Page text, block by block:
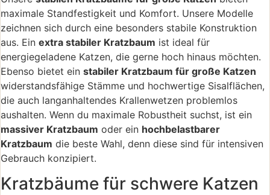
maximale Standfestigkeit und Komfort. Unsere Modelle
zeichnen sich durch eine besonders stabile Konstruktion
aus. Ein extra stabiler Kratzbaum ist ideal für
energiegeladene Katzen, die gerne hoch hinaus möchten.
Ebenso bietet ein stabiler Kratzbaum für große Katzen
widerstandsfähige Stämme und hochwertige Sisalflächen,
die auch langanhaltendes Krallenwetzen problemlos
aushalten. Wenn du maximale Robustheit suchst, ist ein
massiver Kratzbaum oder ein hochbelastbarer
Kratzbaum die beste Wahl, denn diese sind für intensiven
Gebrauch konzipiert.
Kratzbäume für schwere Katzen